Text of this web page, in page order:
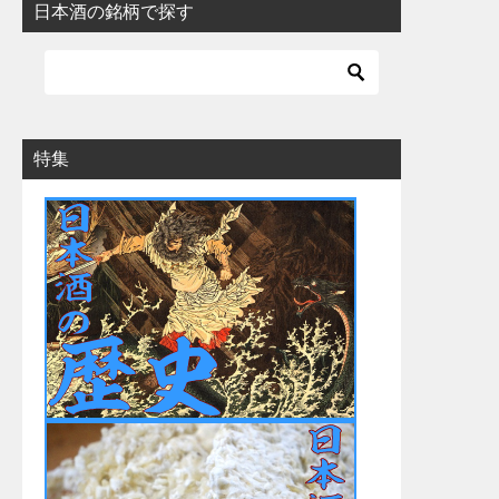
日本酒の銘柄で探す
特集